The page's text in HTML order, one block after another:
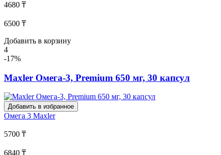
4680 ₸
6500 ₸
Добавить в корзину
4
-17%
Maxler Омега-3, Premium 650 мг, 30 капсул
Добавить в избранное
Омега 3 Maxler
5700 ₸
6840 ₸